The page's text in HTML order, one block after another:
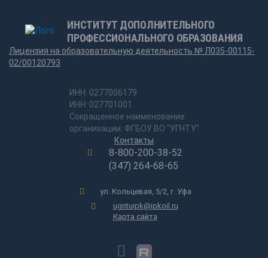
ИНСТИТУТ ДОПОЛНИТЕЛЬНОГО
ПРОФЕССИОНАЛЬНОГО ОБРАЗОВАНИЯ
Лицензия на образовательную деятельность № Л035-00115-
02/00120793
ИНН: 0277006179
ИНН: 027701001
Сокращенное наименование
организации: ФГБОУ ВО "УГНТУ"
Контакты
8-800-200-38-52
(347) 264-68-65
ул. Кольцевая, 5/2, г. Уфа
ugntuipk@ipkoil.ru
Карта сайта